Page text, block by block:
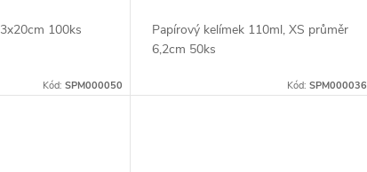
100ks
Kód:SPM000050
Papírový kelímek 110ml, XS průměr
6,2cm 50ks
Kód: SPM000036